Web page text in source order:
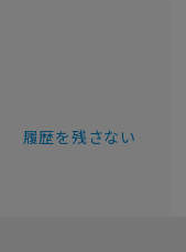
履歴を残さない